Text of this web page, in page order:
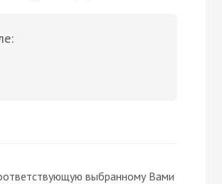
выбранному Вами